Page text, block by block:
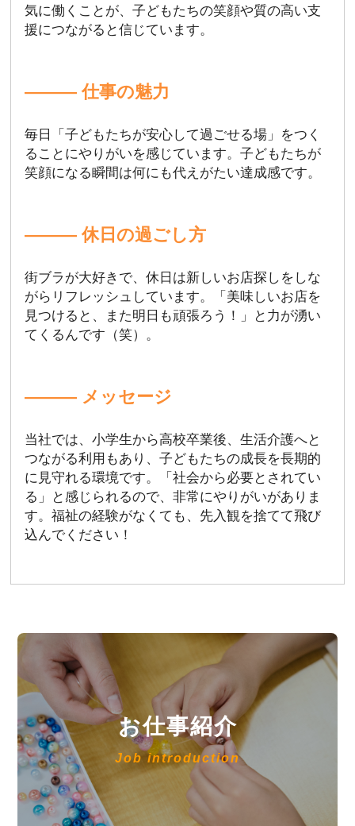
気に働くことが、子どもたちの笑顔や質の高い支
援につながると信じています。
――― 仕事の魅力
毎日「子どもたちが安心して過ごせる場」をつく
ることにやりがいを感じています。子どもたちが
笑顔になる瞬間は何にも代えがたい達成感です。
――― 休日の過ごし方
街ブラが大好きで、休日は新しいお店探しをしな
がらリフレッシュしています。「美味しいお店を
見つけると、また明日も頑張ろう！」と力が湧い
てくるんです（笑）。
――― メッセージ
当社では、小学生から高校卒業後、生活介護へと
つながる利用もあり、子どもたちの成長を長期的
に見守れる環境です。「社会から必要とされてい
る」と感じられるので、非常にやりがいがありま
す。福祉の経験がなくても、先入観を捨てて飛び
込んでください！
お仕事紹介
Job introduction